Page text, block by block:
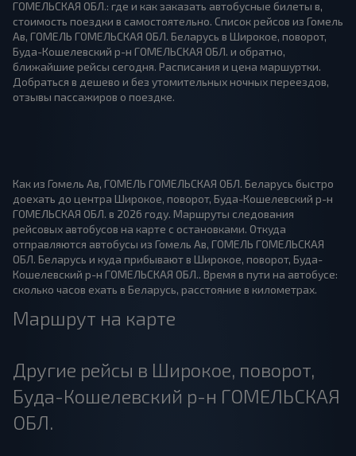
ГОМЕЛЬСКАЯ ОБЛ.: где и как заказать автобусные билеты в,
стоимость поездки в самостоятельно. Список рейсов из Гомель
Ав, ГОМЕЛЬ ГОМЕЛЬСКАЯ ОБЛ. Беларусь в Широкое, поворот,
Буда-Кошелевский р-н ГОМЕЛЬСКАЯ ОБЛ. и обратно,
ближайшие рейсы сегодня. Расписания и цена маршуртки.
Добраться в дешево и без утомительных ночных переездов,
отзывы пассажиров о поездке.
Как из Гомель Ав, ГОМЕЛЬ ГОМЕЛЬСКАЯ ОБЛ. Беларусь быстро
доехать до центра Широкое, поворот, Буда-Кошелевский р-н
ГОМЕЛЬСКАЯ ОБЛ. в 2026 году. Маршруты следования
рейсовых автобусов на карте с остановками. Откуда
отправляются автобусы из Гомель Ав, ГОМЕЛЬ ГОМЕЛЬСКАЯ
ОБЛ. Беларусь и куда прибывают в Широкое, поворот, Буда-
Кошелевский р-н ГОМЕЛЬСКАЯ ОБЛ.. Время в пути на автобусе:
сколько часов ехать в Беларусь, расстояние в километрах.
Маршрут на карте
Другие рейсы в Широкое, поворот,
Буда-Кошелевский р-н ГОМЕЛЬСКАЯ
ОБЛ.